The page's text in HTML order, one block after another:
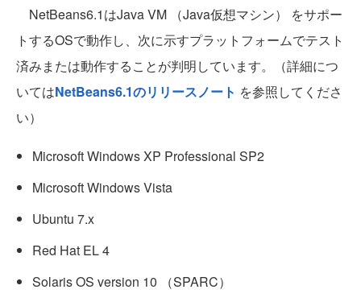
NetBeans6.1はJava VM （Java仮想マシン） をサポー
トするOSで動作し、次に示すプラットフォームでテスト
済みまたは動作することが判明しています。（詳細につ
いてはNetBeans6.1のリリースノート を参照してくださ
い）
Microsoft Windows XP Professional SP2
Microsoft Windows Vista
Ubuntu 7.x
Red Hat EL 4
Solaris OS version 10 （SPARC）